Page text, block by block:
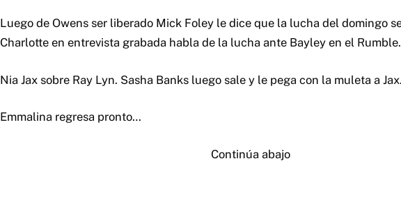
Luego de Owens ser liberado Mick Foley le dice que la lucha del domingo
Charlotte en entrevista grabada habla de la lucha ante Bayley en el Rumble.
Nia Jax sobre Ray Lyn. Sasha Banks luego sale y le pega con la muleta a Jax.
Emmalina regresa pronto…
Continúa abajo